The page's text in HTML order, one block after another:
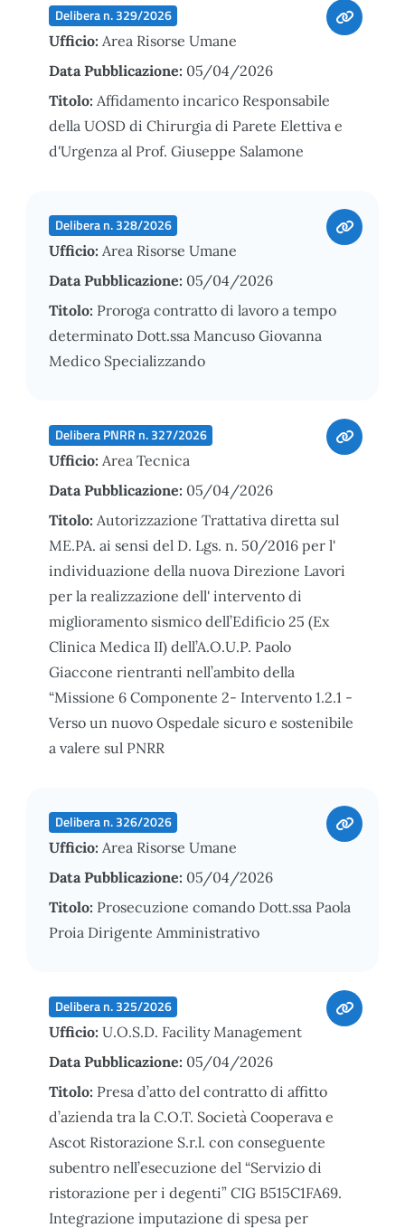
Delibera n. 329/2026
Ufficio: Area Risorse Umane
Data Pubblicazione: 05/04/2026
Titolo: Affidamento incarico Responsabile
della UOSD di Chirurgia di Parete Elettiva e
d'Urgenza al Prof. Giuseppe Salamone
Delibera n. 328/2026
Ufficio: Area Risorse Umane
Data Pubblicazione: 05/04/2026
Titolo: Proroga contratto di lavoro a tempo
determinato Dott.ssa Mancuso Giovanna
Medico Specializzando
Delibera PNRR n. 327/2026
Ufficio: Area Tecnica
Data Pubblicazione: 05/04/2026
Titolo: Autorizzazione Trattativa diretta sul
ME.PA. ai sensi del D. Lgs. n. 50/2016 per l'
individuazione della nuova Direzione Lavori
per la realizzazione dell' intervento di
miglioramento sismico dell’Edificio 25 (Ex
Clinica Medica II) dell’A.O.U.P. Paolo
Giaccone rientranti nell’ambito della
“Missione 6 Componente 2- Intervento 1.2.1 -
Verso un nuovo Ospedale sicuro e sostenibile
a valere sul PNRR
Delibera n. 326/2026
Ufficio: Area Risorse Umane
Data Pubblicazione: 05/04/2026
Titolo: Prosecuzione comando Dott.ssa Paola
Proia Dirigente Amministrativo
Delibera n. 325/2026
Ufficio: U.O.S.D. Facility Management
Data Pubblicazione: 05/04/2026
Titolo: Presa d’atto del contratto di affitto
d’azienda tra la C.O.T. Società Cooperava e
Ascot Ristorazione S.r.l. con conseguente
subentro nell’esecuzione del “Servizio di
ristorazione per i degenti” CIG B515C1FA69.
Integrazione imputazione di spesa per